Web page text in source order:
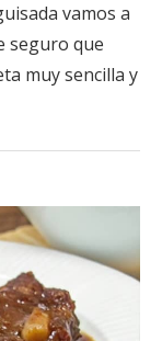
vamos a
seguro que
muy sencilla y